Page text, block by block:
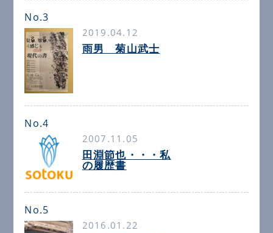
No.3
2019.04.12
雨男 菊山武士
No.4
2007.11.05
田淵節也・・・私
の履歴書
No.5
2016.01.22